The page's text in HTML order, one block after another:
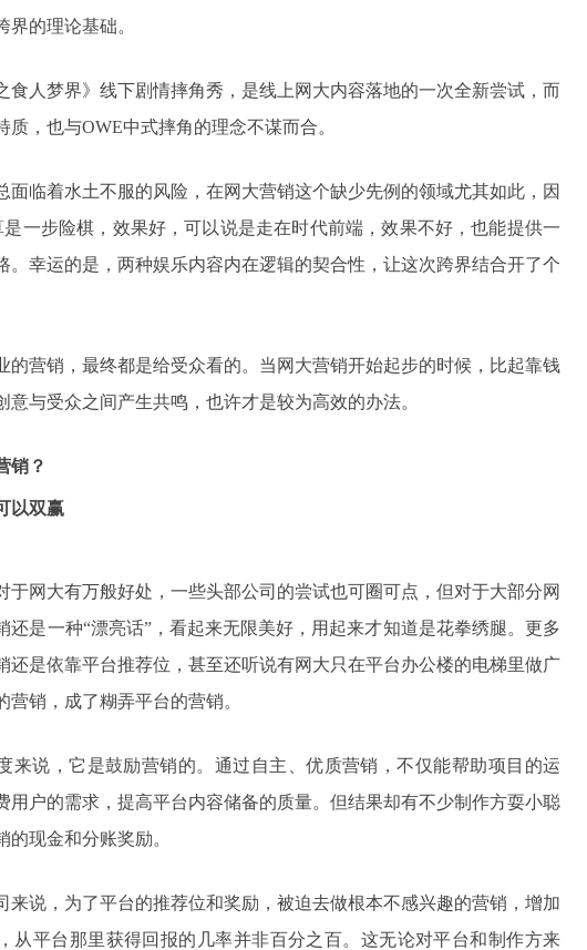
界的理论基础。
食人梦界》线下剧情摔角秀，是线上网大内容落地的一次全新尝试，而
质，也与OWE中式摔角的理念不谋而合。
面临着水土不服的风险，在网大营销这个缺少先例的领域尤其如此，因
一步险棋，效果好，可以说是走在时代前端，效果不好，也能提供一
。幸运的是，两种娱乐内容内在逻辑的契合性，让这次跨界结合开了个
的营销，最终都是给受众看的。当网大营销开始起步的时候，比起靠钱
意与受众之间产生共鸣，也许才是较为高效的办法。
销？
以双赢
于网大有万般好处，一些头部公司的尝试也可圈可点，但对于大部分网
还是一种“漂亮话”，看起来无限美好，用起来才知道是花拳绣腿。更多
还是依靠平台推荐位，甚至还听说有网大只在平台办公楼的电梯里做广
销，成了糊弄平台的营销。
来说，它是鼓励营销的。通过自主、优质营销，不仅能帮助项目的运
用户的需求，提高平台内容储备的质量。但结果却有不少制作方耍小聪
的现金和分账奖励。
来说，为了平台的推荐位和奖励，被迫去做根本不感兴趣的营销，增加
从平台那里获得回报的几率并非百分之百。这无论对平台和制作方来